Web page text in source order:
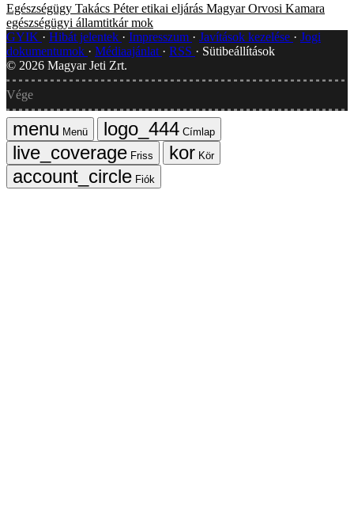
Egészségügy Takács Péter etikai eljárás Magyar Orvosi Kamara
egészségügyi államtitkár mok
GYIK
Hibát jelentek Impresszum Javítások kezelése
Jogi
dokumentumok
Médiaajánlat RSS
Sütibeállítások
© 2026 Magyar Jeti Zrt.
Vége
Menü
Címlap
Friss
Kör
Fiók